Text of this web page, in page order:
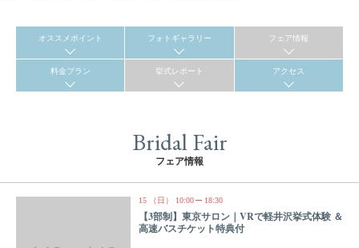
オススメポイント フォトギャラリー フェア情報
料金プラン 挙式レポート アクセス
Bridal Fair
フェア情報
15 （日） 10:00 18:30
【3部制】東京サロン｜VRで軽井沢挙式体験 ＆
高速バスチケット特典付